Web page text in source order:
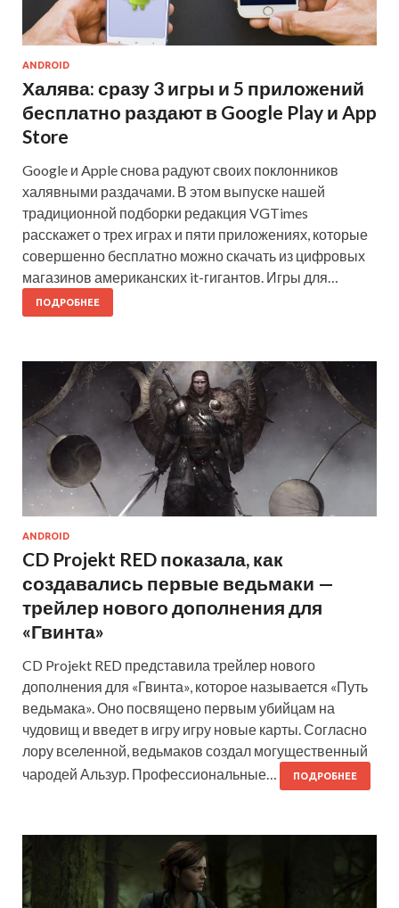
ANDROID
Халява: сразу 3 игры и 5 приложений
бесплатно раздают в Google Play и App
Store
Google и Apple снова радуют своих поклонников
халявными раздачами. В этом выпуске нашей
традиционной подборки редакция VGTimes
расскажет о трех играх и пяти приложениях, которые
совершенно бесплатно можно скачать из цифровых
магазинов американских it-гигантов. Игры для…
ПОДРОБНЕЕ
ANDROID
CD Projekt RED показала, как
создавались первые ведьмаки —
трейлер нового дополнения для
«Гвинта»
CD Projekt RED представила трейлер нового
дополнения для «Гвинта», которое называется «Путь
ведьмака». Оно посвящено первым убийцам на
чудовищ и введет в игру игру новые карты. Согласно
лору вселенной, ведьмаков создал могущественный
чародей Альзур. Профессиональные…
ПОДРОБНЕЕ